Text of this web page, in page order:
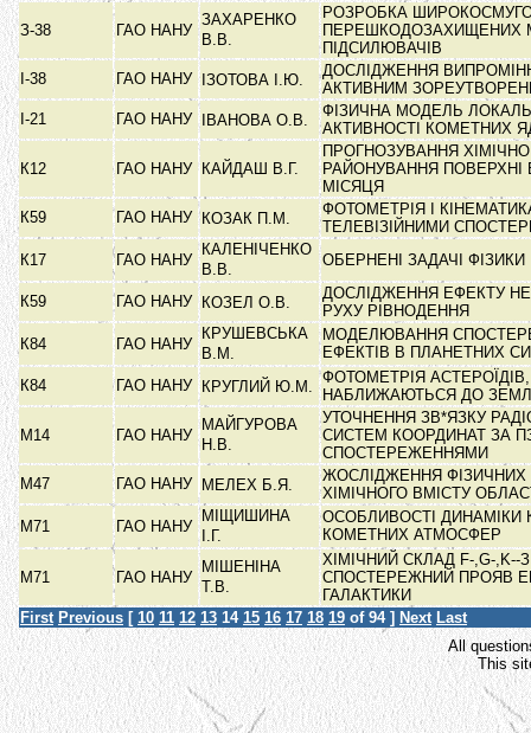
З-38 ГАО НАНУ
ЗАХАРЕНКО
В.В.
РОЗРОБКА
ПЕРЕШКОДОЗАХИЩЕНИХ
ПІДСИЛЮВАЧІВ
І-38
ГАО НАНУ ІЗОТОВА І.Ю.
ДОСЛІДЖЕННЯ
АКТИВНИМ
І-21
ГАО НАНУ ІВАНОВА О.В.
ФІЗИЧНА МОДЕЛЬ
АКТИВНОСТІ КОМЕТНИХ
К12 ГАО НАНУ КАЙДАШ В.Г.
ПРОГНОЗУВАННЯ
РАЙОНУВАННЯ ПОВЕРХНІ
МІСЯЦЯ
К59
ГАО НАНУ КОЗАК П.М.
ФОТОМЕТРІЯ І
ТЕЛЕВІЗІЙНИМИ
К17
ГАО НАНУ
КАЛЕНІЧЕНКО
В.В.
ОБЕРНЕНІ ЗАДАЧІ ФІЗИКИ
К59 ГАО НАНУ КОЗЕЛ О.В.
ДОСЛІДЖЕННЯ ЕФЕКТУ
РУХУ РІВНОДЕННЯ
К84
ГАО НАНУ
КРУШЕВСЬКА
В.М.
МОДЕЛЮВАННЯ
ЕФЕКТІВ В ПЛАНЕТНИХ
К84
ГАО НАНУ КРУГЛИЙ Ю.М.
ФОТОМЕТРІЯ
НАБЛИЖАЮТЬСЯ ДО
М14 ГАО НАНУ
МАЙГУРОВА
Н.В.
УТОЧНЕННЯ ЗВ*ЯЗКУ
СИСТЕМ КООРДИНАТ ЗА
СПОСТЕРЕЖЕННЯМИ
М47
ГАО НАНУ МЕЛЕХ Б.Я.
ЖОСЛІДЖЕННЯ ФІЗИЧНИХ
ХІМІЧНОГО ВМІСТУ
М71
ГАО НАНУ
МІЩИШИНА
І.Г.
ОСОБЛИВОСТІ ДИНАМІКИ
КОМЕТНИХ АТМОСФЕР
М71 ГАО НАНУ
МІШЕНІНА
Т.В.
ХІМІЧНИЙ СКЛАД F-,G-,K--
СПОСТЕРЕЖНИЙ ПРОЯВ
ГАЛАКТИКИ
First Previous [ 10 11 12 13 14 15 16 17 18 19 of 94 ] Next Last
All
This